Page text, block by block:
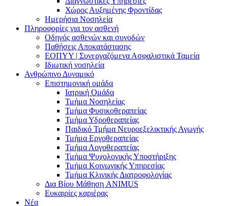
Χώρος Αυξημένης Φροντίδας
Ημερήσια Νοσηλεία
Πληροφορίες για τον ασθενή
Οδηγός ασθενών και συνοδών
Παθήσεις Αποκατάστασης
ΕΟΠΥΥ | Συνεργαζόμενα Ασφαλιστικά Ταμεία
Ιδιωτική νοσηλεία
Ανθρώπινο Δυναμικό
Επιστημονική ομάδα
Ιατρική Ομάδα
Τμήμα Νοσηλείας
Τμήμα Φυσικοθεραπείας
Τμήμα Υδροθεραπείας
Παιδικό Τμήμα Νευροεξελικτικής Αγωγής
Τμήμα Εργοθεραπείας
Τμήμα Λογοθεραπείας
Τμήμα Ψυχολογικής Υποστήριξης
Τμήμα Κοινωνικής Υπηρεσίας
Τμήμα Κλινικής Διατροφολογίας
Δια Βίου Μάθηση ANIMUS
Ευκαιρίες καριέρας
Νέα